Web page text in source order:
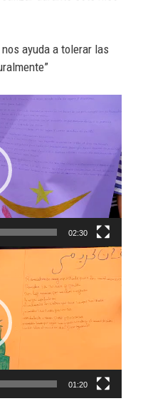
ayuda a tolerar las
02:30
01:20